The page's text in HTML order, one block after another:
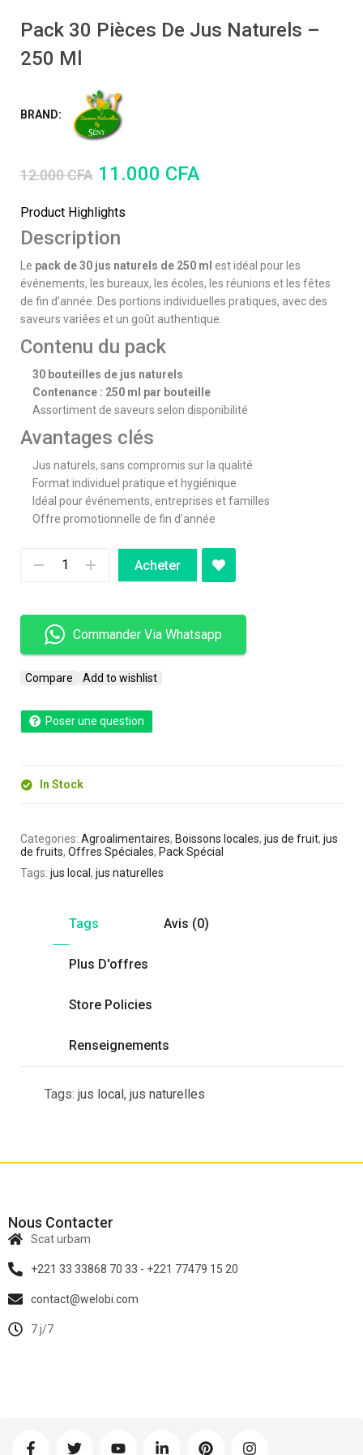
Pack 30 Pièces De Jus Naturels –
250 Ml
BRAND:
12.000CFA 11.000 CFA
Product Highlights
Description
Le pack de 30 jus naturels de 250 ml est idéal pour les
événements, les bureaux, les écoles, les réunions et les fêtes
de fin d’année. Des portions individuelles pratiques, avec des
saveurs variées et un goût authentique.
Contenu du pack
30 bouteilles de jus naturels
Contenance : 250 ml par bouteille
Assortiment de saveurs selon disponibilité
Avantages clés
Jus naturels, sans compromis sur la qualité
Format individuel pratique et hygiénique
Idéal pour événements, entreprises et familles
Offre promotionnelle de fin d’année
Acheter
Commander Via Whatsapp
Compare Add to wishlist
Poser une question
In Stock
Categories: Agroalimentaires, Boissons locales, jus de fruit, jus
de fruits, Offres Spéciales, Pack Spécial
Tags: jus local , jus naturelles
Tags Avis (0)
Plus D'offres
Store Policies
Renseignements
Tags: jus local, jus naturelles
Nous Contacter
Scat urbam
+221 33 33868 70 33 - +221 77479 15 20
contact@welobi.com
7 j/7